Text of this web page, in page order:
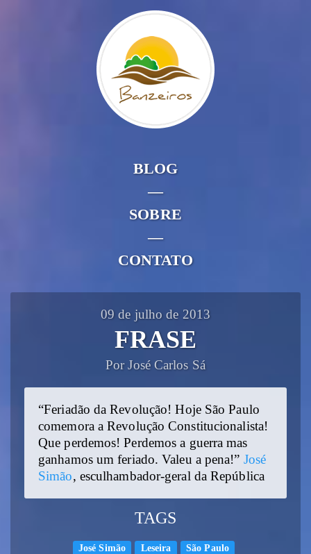
BLOG
—
SOBRE
—
CONTATO
09 de julho de 2013
FRASE
Por José Carlos Sá
“Feriadão da Revolução! Hoje São Paulo
comemora a Revolução Constitucionalista!
Que perdemos! Perdemos a guerra mas
ganhamos um feriado. Valeu a pena!” José
Simão, esculhambador-geral da República
TAGS
José Simão Leseira São Paulo